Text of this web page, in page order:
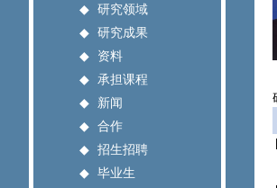
◆
研究领域
◆
研究成果
◆
资料
◆
承担课程
◆
新闻
◆
合作
◆
招生招聘
◆
毕业生